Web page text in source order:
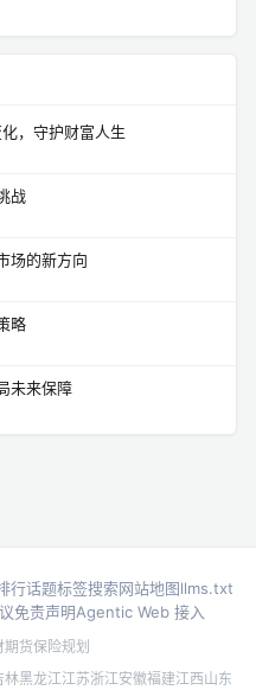
，守护财富人生
战
场的新方向
略
未来保障
行话题标签搜索网站地图llms.txt
免责声明Agentic Web 接入
期货保险规划
林黑龙江江苏浙江安徽福建江西山东